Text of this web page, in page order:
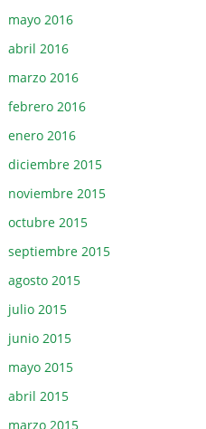
mayo 2016
abril 2016
marzo 2016
febrero 2016
enero 2016
diciembre 2015
noviembre 2015
octubre 2015
septiembre 2015
agosto 2015
julio 2015
junio 2015
mayo 2015
abril 2015
marzo 2015